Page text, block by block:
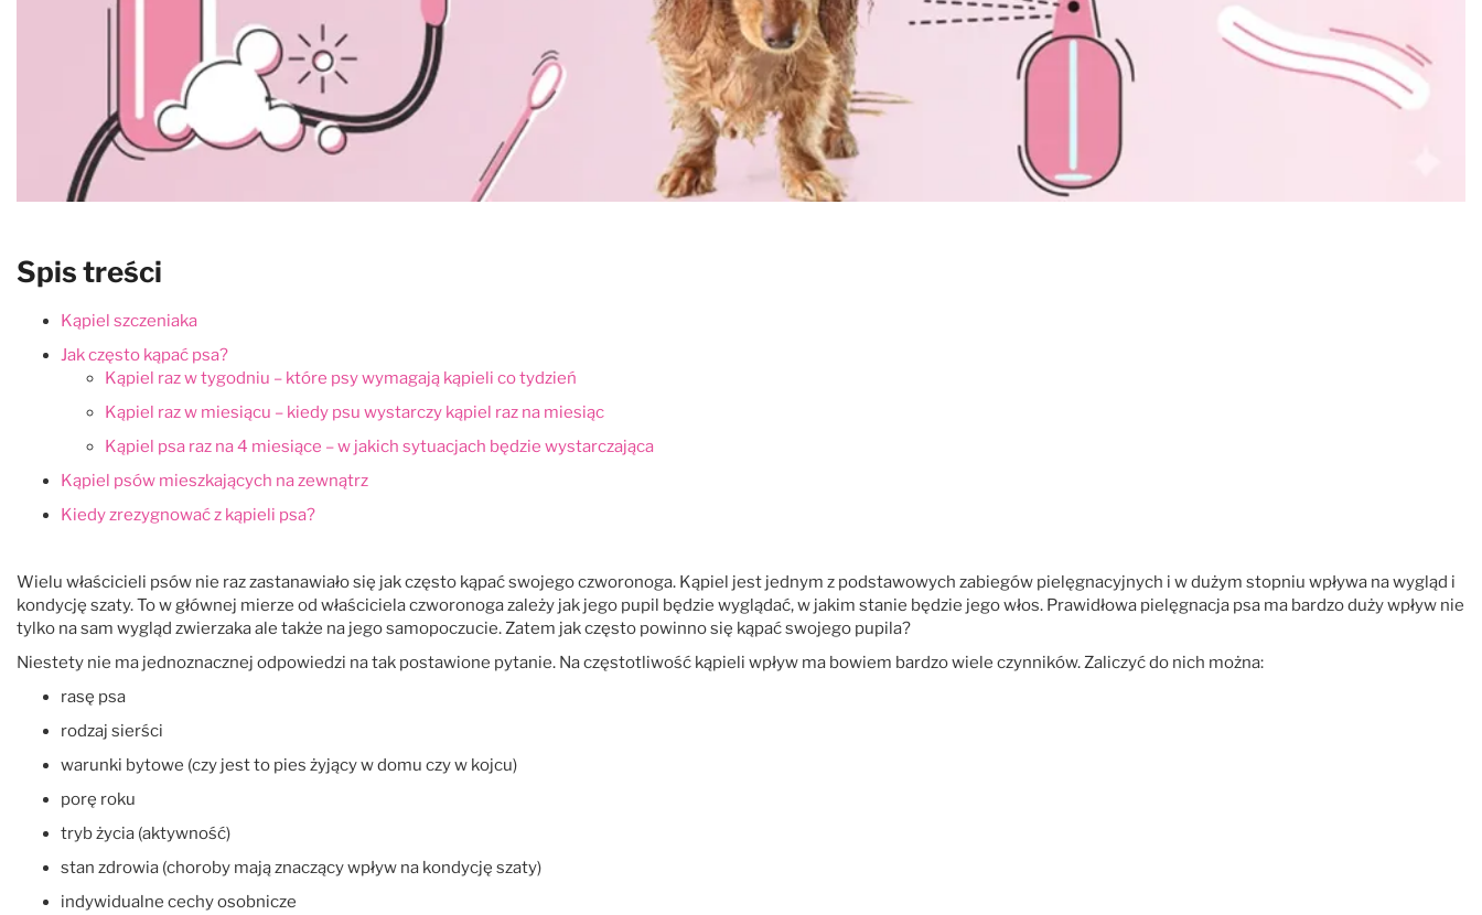
Spis treści
Kąpiel szczeniaka
Jak często kąpać psa?
Kąpiel raz w tygodniu – które psy wymagają kąpieli co tydzień
Kąpiel raz w miesiącu – kiedy psu wystarczy kąpiel raz na miesiąc
Kąpiel psa raz na 4 miesiące – w jakich sytuacjach będzie wystarczająca
Kąpiel psów mieszkających na zewnątrz
Kiedy zrezygnować z kąpieli psa?
Wielu właścicieli psów nie raz zastanawiało się jak często kąpać swojego czworonoga. Kąpiel jest jednym z podstawowych zabiegów pielęgnacyjnych i w dużym stopniu wpływa na wygląd i
kondycję szaty. To w głównej mierze od właściciela czworonoga zależy jak jego pupil będzie wyglądać, w jakim stanie będzie jego włos. Prawidłowa pielęgnacja psa ma bardzo duży wpływ nie
tylko na sam wygląd zwierzaka ale także na jego samopoczucie. Zatem jak często powinno się kąpać swojego pupila?
Niestety nie ma jednoznacznej odpowiedzi na tak postawione pytanie. Na częstotliwość kąpieli wpływ ma bowiem bardzo wiele czynników. Zaliczyć do nich można:
rasę psa
rodzaj sierści
warunki bytowe (czy jest to pies żyjący w domu czy w kojcu)
porę roku
tryb życia (aktywność)
stan zdrowia (choroby mają znaczący wpływ na kondycję szaty)
indywidualne cechy osobnicze